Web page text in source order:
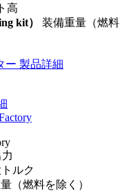
高
kit） 装備重量（燃料
ー 製品詳細
ルク
（燃料を除く）